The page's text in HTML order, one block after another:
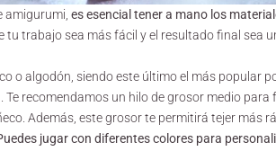
amigurumi, es esencial tener a mano los
tu trabajo sea más fácil y el resultado final sea
o algodón, siendo este último el más popular
recomendamos un hilo de grosor medio para
Además, este grosor te permitirá tejer más
jugar con diferentes colores para